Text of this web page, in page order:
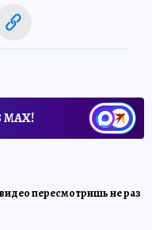
МАХ!
пересмотришь не раз